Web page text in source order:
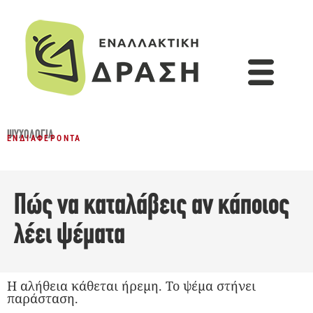
ΨΥΧΟΛΟΓΊΑ
ΕΝΔΙΑΦΈΡΟΝΤΑ
Πώς να καταλάβεις αν κάποιος
λέει ψέματα
Η αλήθεια κάθεται ήρεμη. Το ψέμα στήνει
παράσταση.